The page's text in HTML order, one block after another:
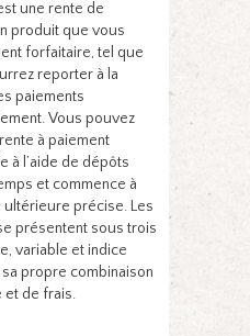
une rente de
produit que vous
forfaitaire, tel que
reporter à la
paiements
Vous pouvez
à paiement
à l’aide de dépôts
et commence à
précise. Les
présentent sous trois
variable et indice
propre combinaison
et de frais.